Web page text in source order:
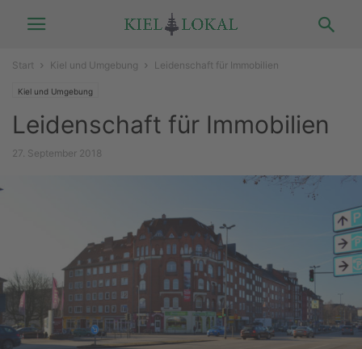
Start Kiel und Umgebung Leidenschaft für Immobilien
Kiel und Umgebung
Leidenschaft für Immobilien
27. September 2018